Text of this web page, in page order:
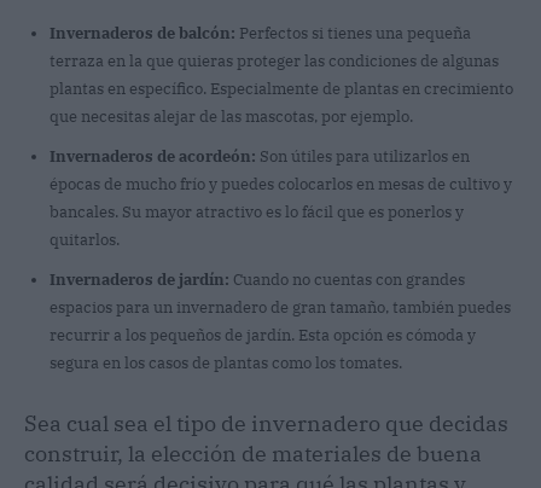
Invernaderos de balcón: Perfectos si tienes una pequeña
terraza en la que quieras proteger las condiciones de algunas
plantas en específico. Especialmente de plantas en crecimiento
que necesitas alejar de las mascotas, por ejemplo.
Invernaderos de acordeón: Son útiles para utilizarlos en
épocas de mucho frío y puedes colocarlos en mesas de cultivo y
bancales. Su mayor atractivo es lo fácil que es ponerlos y
quitarlos.
Invernaderos de jardín: Cuando no cuentas con grandes
espacios para un invernadero de gran tamaño, también puedes
recurrir a los pequeños de jardín. Esta opción es cómoda y
segura en los casos de plantas como los tomates.
Sea cual sea el tipo de invernadero que decidas
construir, la elección de materiales de buena